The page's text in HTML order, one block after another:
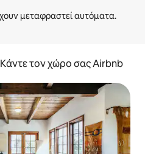
Κάντε τον χώρο σας Airbnb